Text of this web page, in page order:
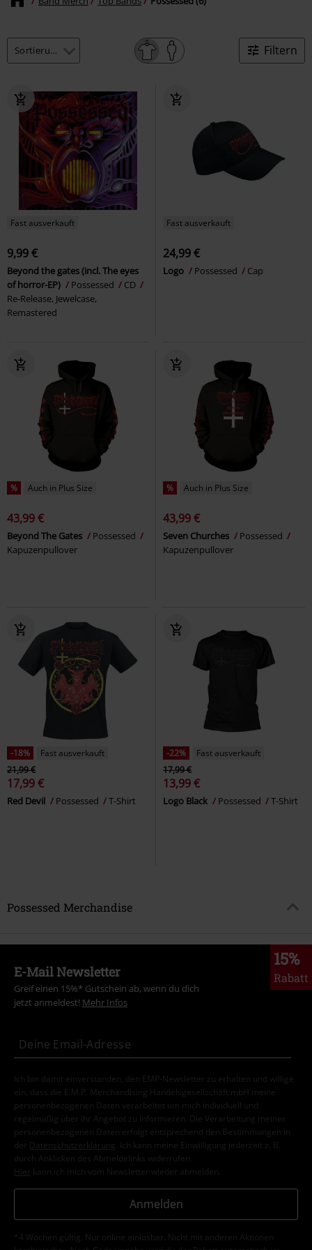
Filtern
Fast ausverkauft
9,99 €
Beyond the gates (incl. The eyes
of horror-EP)
Possessed
CD
Re-Release, Jewelcase,
Remastered
Fast ausverkauft
24,99 €
Logo Possessed Cap
% Auch in Plus Size
43,99 €
Beyond The Gates
Possessed
Kapuzenpullover
% Auch in Plus Size
43,99 €
Seven Churches
Possessed
Kapuzenpullover
-18%
Fast ausverkauft
21,99 €
17,99 €
Red Devil Possessed T-Shirt
-22%
Fast ausverkauft
17,99 €
13,99 €
Logo Black Possessed T-Shirt
Possessed Merchandise
15%
Rabatt
E-Mail Newsletter
Greif einen 15%* Gutschein ab, wenn du dich
jetzt anmeldest! Mehr Infos
Ich bin damit einverstanden, den EMP-Newsletter zu erhalten und willige
ein, dass die E.M.P. Merchandising Handelsgesellschaft mbH meine
personenbezogenen Daten verarbeitet um mich individuell und
regelmäßig über ihr Angebot zu informieren. Die Verarbeitung meiner
personenbezogenen Daten erfolgt entsprechend den Bestimmungen in
der
Datenschutzerklärung
. Ich kann meine Einwilligung jederzeit z. B.
durch Anklicken des Abmeldelinks widerrufen.
Hier kann ich mich vom Newsletter wieder abmelden.
Anmelden
*4 Wochen gültig. Nur online einlösbar. Nicht mit anderen Aktionen